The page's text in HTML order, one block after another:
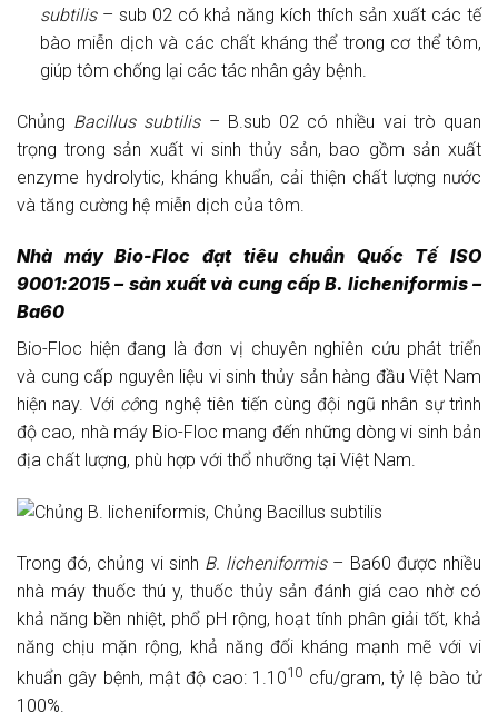
subtilis– sub 02 có khả năng kích thích sản xuất các tế
bào miễn dịch và các chất kháng thể trong cơ thể tôm,
giúp tôm chống lại các tác nhân gây bệnh.
Chủng Bacillus subtilis– B.sub 02 có nhiều vai trò quan
trọng trong sản xuất vi sinh thủy sản, bao gồm sản xuất
enzyme hydrolytic, kháng khuẩn, cải thiện chất lượng nước
và tăng cường hệ miễn dịch của tôm.
Nhà máy Bio-Floc đạt tiêu chuẩn Quốc Tế ISO
9001:2015 – sản xuất và cung cấpB. licheniformis–
Ba60
Bio-Floc hiện đang là đơn vị chuyên nghiên cứu phát triển
và cung cấp nguyên liệu vi sinh thủy sản hàng đầu Việt Nam
hiện nay. Với công nghệ tiên tiến cùng đội ngũ nhân sự trình
độ cao, nhà máy Bio-Floc mang đến những dòng vi sinh bản
địa chất lượng, phù hợp với thổ nhưỡng tại Việt Nam.
Trong đó, chủng vi sinh B. licheniformis– Ba60 được nhiều
nhà máy thuốc thú y, thuốc thủy sản đánh giá cao nhờ có
khả năng bền nhiệt, phổ pH rộng, hoạt tính phân giải tốt, khả
năng chịu mặn rộng, khả năng đối kháng mạnh mẽ với vi
khuẩn gây bệnh, mật độ cao: 1.1010 cfu/gram, tỷ lệ bào tử
100%.